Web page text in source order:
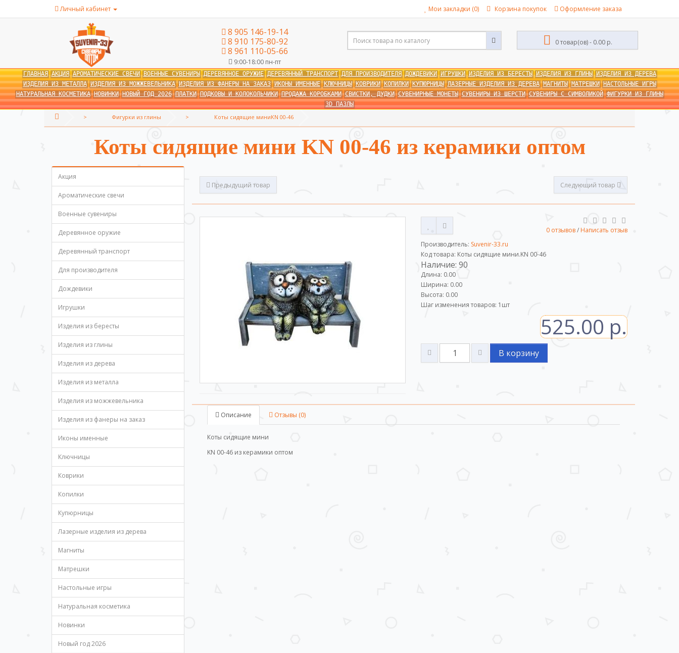
Личный кабинет Мои закладки (0) Корзина покупок Оформление заказа
8 905 146-19-14
8 910 175-80-92
8 961 110-05-66
9:00-18:00 пн-пт
0 товар(ов) - 0.00 р.
ГЛАВНАЯ АКЦИЯ АРОМАТИЧЕСКИЕ СВЕЧИ ВОЕННЫЕ СУВЕНИРЫ ДЕРЕВЯННОЕ ОРУЖИЕ ДЕРЕВЯННЫЙ ТРАНСПОРТ ДЛЯ ПРОИЗВОДИТЕЛЯ ДОЖДЕВИКИ ИГРУШКИ ИЗДЕЛИЯ ИЗ БЕРЕСТЫ ИЗДЕЛИЯ ИЗ ГЛИНЫ
ИЗДЕЛИЯ ИЗ ДЕРЕВА
ИЗДЕЛИЯ ИЗ МЕТАЛЛА ИЗДЕЛИЯ ИЗ МОЖЖЕВЕЛЬНИКА ИЗДЕЛИЯ ИЗ ФАНЕРЫ НА ЗАКАЗ ИКОНЫ ИМЕННЫЕ КЛЮЧНИЦЫ КОВРИКИ КОПИЛКИ КУПЮРНИЦЫ ЛАЗЕРНЫЕ ИЗДЕЛИЯ ИЗ ДЕРЕВА МАГНИТЫ МАТРЕШКИ НАСТОЛЬНЫЕ ИГРЫ
НАТУРАЛЬНАЯ КОСМЕТИКА НОВИНКИ НОВЫЙ ГОД 2026 ПЛАТКИ ПОДКОВЫ И КОЛОКОЛЬЧИКИ ПРОДАЖА КОРОБКАМИ СВИСТКИ, ДУДКИ СУВЕНИРНЫЕ МОНЕТЫ СУВЕНИРЫ ИЗ ШЕРСТИ СУВЕНИРЫ С СИМВОЛИКОЙ ФИГУРКИ ИЗ ГЛИНЫ
3D ПАЗЛЫ
Фигурки из глины Коты сидящие миниKN 00-46
Коты сидящие мини KN 00-46 из керамики оптом
Акция
Ароматические свечи
Военные сувениры
Деревянное оружие
Деревянный транспорт
Для производителя
Дождевики
Игрушки
Изделия из бересты
Изделия из глины
Изделия из дерева
Изделия из металла
Изделия из можжевельника
Изделия из фанеры на заказ
Иконы именные
Ключницы
Коврики
Копилки
Купюрницы
Лазерные изделия из дерева
Магниты
Матрешки
Настольные игры
Натуральная косметика
Новинки
Новый год 2026
Предыдущий товар Следующий товар
0 отзывов/ Написать отзыв
Производитель: Suvenir-33.ru
Код товара: Коты сидящие мини.KN 00-46
Наличие: 90
Длина: 0.00
Ширина: 0.00
Высота: 0.00
Шаг изменения товаров: 1 шт
525.00 р.
В корзину
Описание Отзывы (0)
Коты сидящие мини
KN 00-46 из керамики оптом